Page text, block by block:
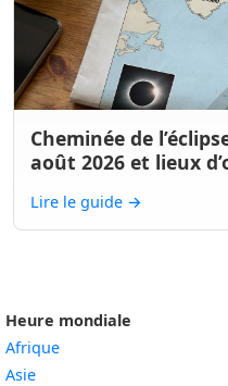
Cheminée de
août 2026 et lieux
Lire le guide →
Heure mondiale
Afrique
Asie